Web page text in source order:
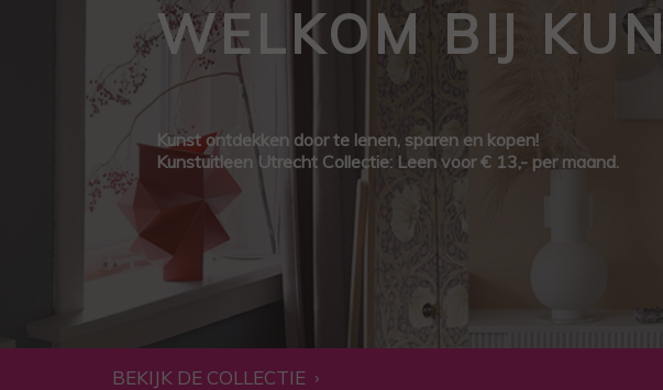
WELKOM BIJ
Kunst ontdekken door te lenen, sparen en kopen!
Kunstuitleen Utrecht Collectie: Leen voor € 13,- per maand.
BEKIJK DE COLLECTIE ›